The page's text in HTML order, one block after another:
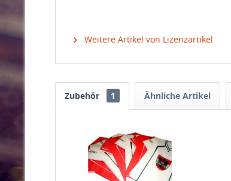
Weitere Artikel von Lizenzartikel
Zubehör 1 Ähnliche Artikel